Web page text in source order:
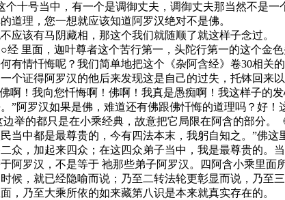
十号当中，有一个是调御丈夫，调御丈夫那当然不是
道理，您一想就应该知道阿罗汉绝对不是佛。
应该有马阴藏相，那这个我们就随顺了就这样子念过。
里面，迦叶尊者这个苦行第一，头陀行第一的这个金
有情忏悔呢？我们简单地把这个《杂阿含经》卷30相关
个证得阿罗汉的他后来发现这是自己的过失，托钵回来
啊！我向您忏悔啊！佛啊！我真是愚痴啊！我这样子的
阿罗汉如果是佛，难道还有佛跟佛忏悔的道理吗？好！
举的都只是在小乘经典，故意把它局限在阿含的部分。
当中都是最尊贵的，今有四法本末，我躬自知之。”佛
众，加起来四众；在这四众弟子当中，我是最尊贵的。
阿罗汉，不是等于 祂那些弟子阿罗汉。四阿含小乘里
候，就已经隐喻而说；乃至二转法轮更彰显而说，乃至
，乃至大乘所依的如来藏第八识是本来就真实存在的。